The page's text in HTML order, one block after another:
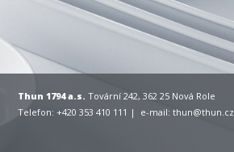
Thun 1794 a.s. Tovární 242, 362 25 Nová Role
Telefon: +420 353 410 111 | e-mail:thun@thun.cz